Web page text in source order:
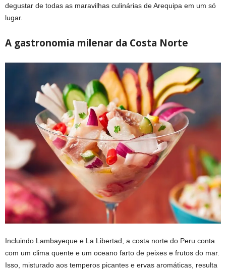
degustar de todas as maravilhas culinárias de Arequipa em um só
lugar.
A gastronomia milenar da Costa Norte
Incluindo Lambayeque e La Libertad, a costa norte do Peru conta
com um clima quente e um oceano farto de peixes e frutos do mar.
Isso, misturado aos temperos picantes e ervas aromáticas, resulta